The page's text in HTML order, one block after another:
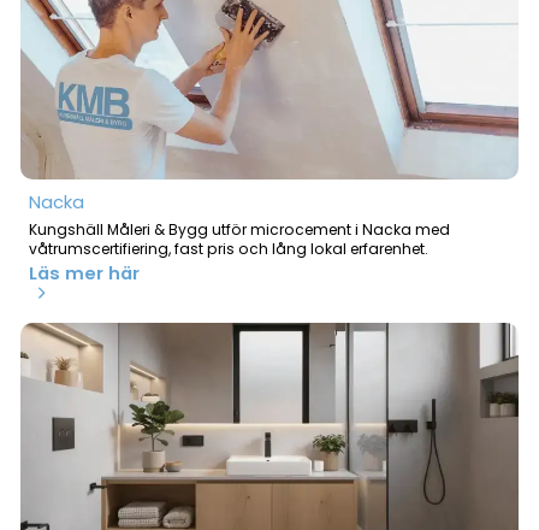
Nacka
Kungshäll Måleri & Bygg utför microcement i Nacka med
våtrumscertifiering, fast pris och lång lokal erfarenhet.
Läs mer här